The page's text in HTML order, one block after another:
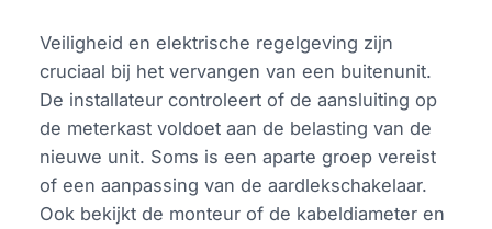
Veiligheid en elektrische regelgeving zijn
cruciaal bij het vervangen van een buitenunit.
De installateur controleert of de aansluiting op
de meterkast voldoet aan de belasting van de
nieuwe unit. Soms is een aparte groep vereist
of een aanpassing van de aardlekschakelaar.
Ook bekijkt de monteur of de kabeldiameter en